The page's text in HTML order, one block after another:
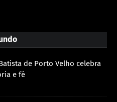
de Porto Velho celebra
e fé